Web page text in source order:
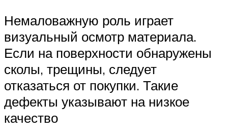
Немаловажную роль играет
визуальный осмотр материала.
Если на поверхности обнаружены
сколы, трещины, следует
отказаться от покупки. Такие
дефекты указывают на низкое
качество